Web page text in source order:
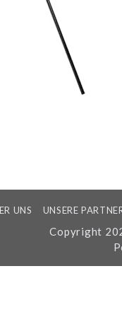
UNS UNSERE
Copyright